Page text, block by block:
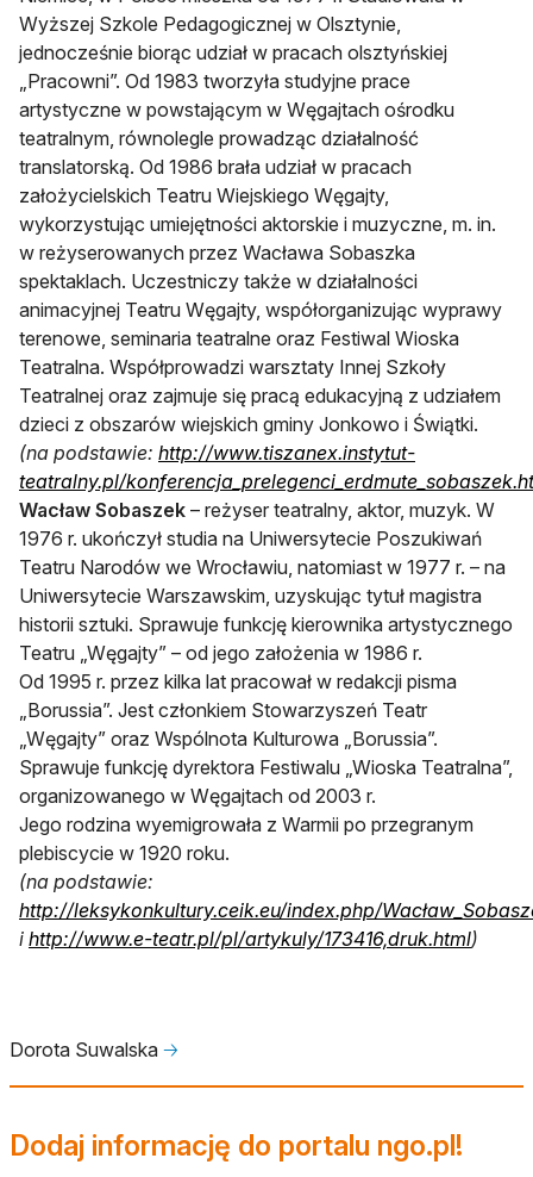
Wyższej Szkole Pedagogicznej w Olsztynie,
jednocześnie biorąc udział w pracach olsztyńskiej
„Pracowni”. Od 1983 tworzyła studyjne prace
artystyczne w powstającym w Węgajtach ośrodku
teatralnym, równolegle prowadząc działalność
translatorską. Od 1986 brała udział w pracach
założycielskich Teatru Wiejskiego Węgajty,
wykorzystując umiejętności aktorskie i muzyczne, m. in.
w reżyserowanych przez Wacława Sobaszka
spektaklach. Uczestniczy także w działalności
animacyjnej Teatru Węgajty, współorganizując wyprawy
terenowe, seminaria teatralne oraz Festiwal Wioska
Teatralna. Współprowadzi warsztaty Innej Szkoły
Teatralnej oraz zajmuje się pracą edukacyjną z udziałem
dzieci z obszarów wiejskich gminy Jonkowo i Świątki.
(na podstawie: http://www.tiszanex.instytut-
teatralny.pl/
Wacław Sobaszek – reżyser teatralny, aktor, muzyk. W
1976 r. ukończył studia na Uniwersytecie Poszukiwań
Teatru Narodów we Wrocławiu, natomiast w 1977 r. – na
Uniwersytecie Warszawskim, uzyskując tytuł magistra
historii sztuki. Sprawuje funkcję kierownika artystycznego
Teatru „Węgajty” – od jego założenia w 1986 r.
Od 1995 r. przez kilka lat pracował w redakcji pisma
„Borussia”. Jest członkiem Stowarzyszeń Teatr
„Węgajty” oraz Wspólnota Kulturowa „Borussia”.
Sprawuje funkcję dyrektora Festiwalu „Wioska Teatralna”,
organizowanego w Węgajtach od 2003 r.
Jego rodzina wyemigrowała z Warmii po przegranym
plebiscycie w 1920 roku.
(na podstawie:
http://leksykonkultury.ceik.eu/index.php/
i http://www.e-teatr.pl/pl/artykuly/173416,druk.html)
Dorota Suwalska 🡢
Dodaj informację do portalu ngo.pl!